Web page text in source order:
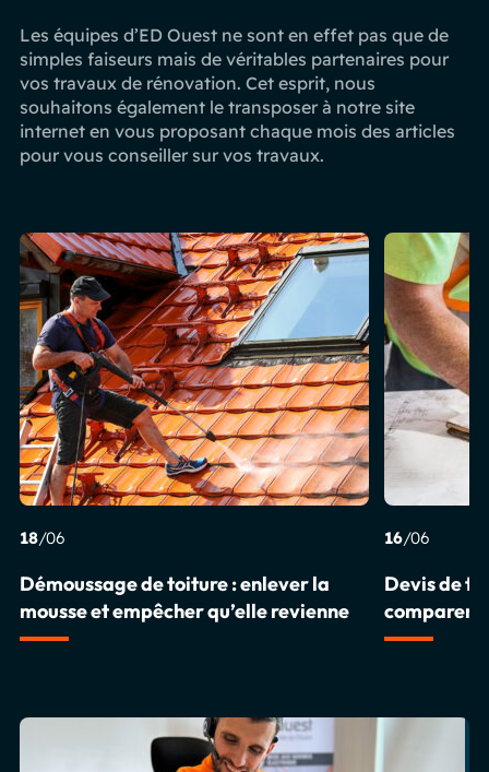
Les équipes d’ED Ouest ne sont en effet pas que de
simples faiseurs mais de véritables partenaires pour
vos travaux de rénovation. Cet esprit, nous
souhaitons également le transposer à notre site
internet en vous proposant chaque mois des articles
pour vous conseiller sur vos travaux.
18/06
Démoussage de toiture : enlever la
mousse et empêcher qu’elle revienne
16/06
Devis de
comparer